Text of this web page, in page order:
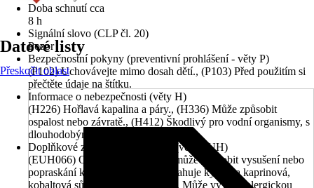
Doba schnutí cca
8 h
Signální slovo (CLP čl. 20)
Pozor
Bezpečnostní pokyny (preventivní prohlášení - věty P)
(P102) Uchovávejte mimo dosah dětí., (P103) Před použitím si
přečtěte údaje na štítku.
Informace o nebezpečnosti (věty H)
(H226) Hořlavá kapalina a páry., (H336) Může způsobit
ospalost nebo závratě., (H412) Škodlivý pro vodní organismy, s
dlouhodobými účinky.
Doplňkové znaky nebezpečnosti (věty EUH)
(EUH066) Opakovaná expozice může způsobit vysušení nebo
popraskání kůže., (EUH208) Obsahuje kyselina kaprinová,
kobaltová sůl (CAS: 27253-31-2). Může vyvolat alergickou
Datové listy
Přeskočit oblast